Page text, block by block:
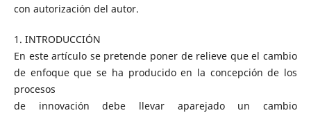
con autorización del autor.
1. INTRODUCCIÓN
En este artículo se pretende poner de relieve que el cambio
de enfoque que se ha producido en la concepción de los
procesos
de innovación debe llevar aparejado un cambio